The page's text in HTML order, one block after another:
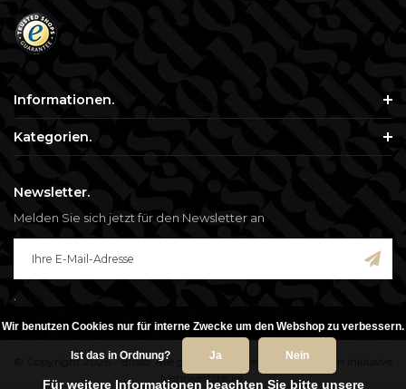
Informationen.
Kategorien.
Newsletter.
Melden Sie sich jetzt für den Newsletter an
.
© Copyright 2026 - Blisso. Alle genannten Preise verstehen sich inklusive
Mehrwertsteuer.
Wir benutzen Cookies nur für interne Zwecke um den Webshop zu verbessern.
Ist das in Ordnung? Ja Nein
Für weitere Informationen beachten Sie bitte unsere